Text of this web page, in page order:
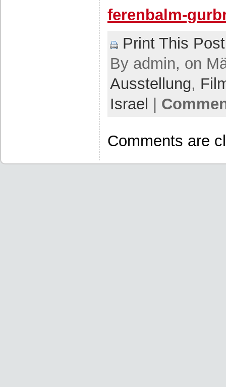
ferenbalm-
Print This Post
By admin, on
Ausstellung,
Israel
Comments are